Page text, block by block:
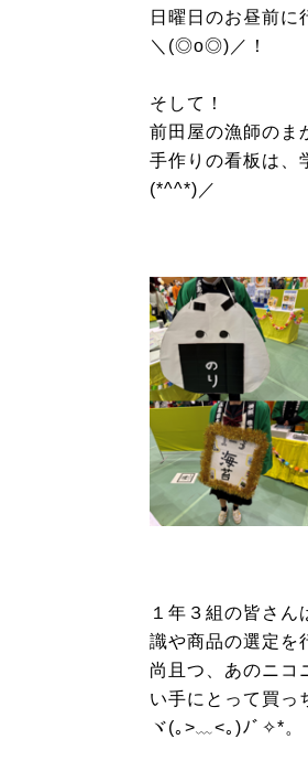
日曜日のお昼前に
＼(◎o◎)／！
そして！
前田屋の漁師のま
手作りの看板は、
(*^^*)／
１年３組の皆さ
識や商品の選定を
尚且つ、あのニコ
い手にとって買っ
ヾ(｡>﹏<｡)ﾉﾞ✧*。